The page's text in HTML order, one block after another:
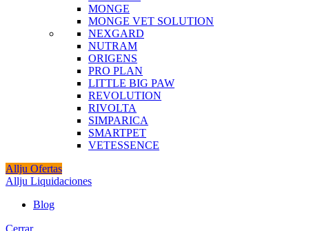
MONGE
MONGE VET SOLUTION
NEXGARD
NUTRAM
ORIGENS
PRO PLAN
LITTLE BIG PAW
REVOLUTION
RIVOLTA
SIMPARICA
SMARTPET
VETESSENCE
Allju Ofertas
Allju Liquidaciones
Blog
Cerrar